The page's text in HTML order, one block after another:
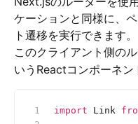
ケーションと同様に、
ト遷移を実行できます。
このクライアント側の
いうReactコンポーネン
import Link